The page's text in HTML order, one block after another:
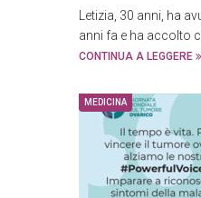
Letizia, 30 anni, ha
anni fa e ha accolto
CONTINUA A LEGGERE
MEDICINA